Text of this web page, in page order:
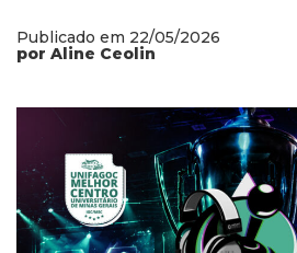
Publicado em 22/05/2026
por Aline Ceolin